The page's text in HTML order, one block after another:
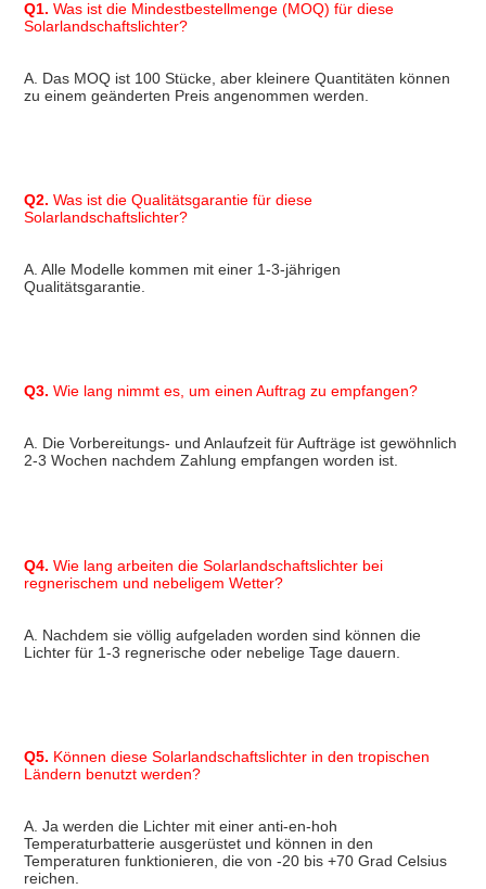
Q1. Was ist die Mindestbestellmenge (MOQ) für diese
Solarlandschaftslichter?
A. Das MOQ ist 100 Stücke, aber kleinere Quantitäten können
zu einem geänderten Preis angenommen werden.
Q2. Was ist die Qualitätsgarantie für diese
Solarlandschaftslichter?
A. Alle Modelle kommen mit einer 1-3-jährigen
Qualitätsgarantie.
Q3. Wie lang nimmt es, um einen Auftrag zu empfangen?
2-3 Wochen nachdem Zahlung empfangen worden ist.
Q4. Wie lang arbeiten die Solarlandschaftslichter bei
regnerischem und nebeligem Wetter?
A. Nachdem sie völlig aufgeladen worden sind können die
Lichter für 1-3 regnerische oder nebelige Tage dauern.
Q5. Können diese Solarlandschaftslichter in den tropischen
Ländern benutzt werden?
A. Ja werden die Lichter mit einer anti-en-hoh
Temperaturbatterie ausgerüstet und können in den
Temperaturen funktionieren, die von -20 bis +70 Grad Celsius
reichen.